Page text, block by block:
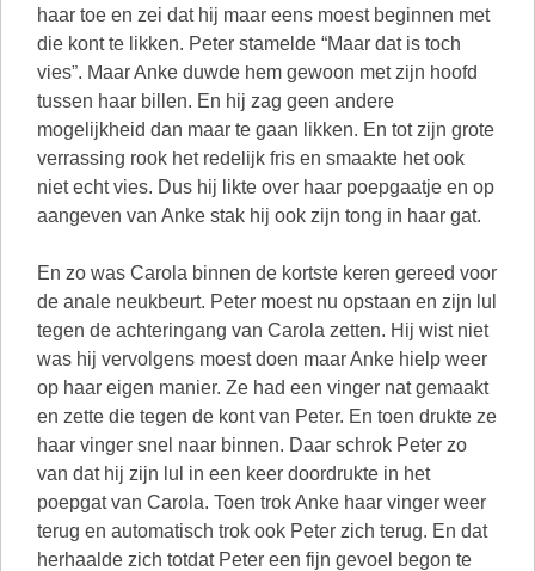
haar toe en zei dat hij maar eens moest beginnen met
die kont te likken. Peter stamelde “Maar dat is toch
vies”. Maar Anke duwde hem gewoon met zijn hoofd
tussen haar billen. En hij zag geen andere
mogelijkheid dan maar te gaan likken. En tot zijn grote
verrassing rook het redelijk fris en smaakte het ook
niet echt vies. Dus hij likte over haar poepgaatje en op
aangeven van Anke stak hij ook zijn tong in haar gat.
En zo was Carola binnen de kortste keren gereed voor
de anale neukbeurt. Peter moest nu opstaan en zijn lul
tegen de achteringang van Carola zetten. Hij wist niet
was hij vervolgens moest doen maar Anke hielp weer
op haar eigen manier. Ze had een vinger nat gemaakt
en zette die tegen de kont van Peter. En toen drukte ze
haar vinger snel naar binnen. Daar schrok Peter zo
van dat hij zijn lul in een keer doordrukte in het
poepgat van Carola. Toen trok Anke haar vinger weer
terug en automatisch trok ook Peter zich terug. En dat
herhaalde zich totdat Peter een fijn gevoel begon te